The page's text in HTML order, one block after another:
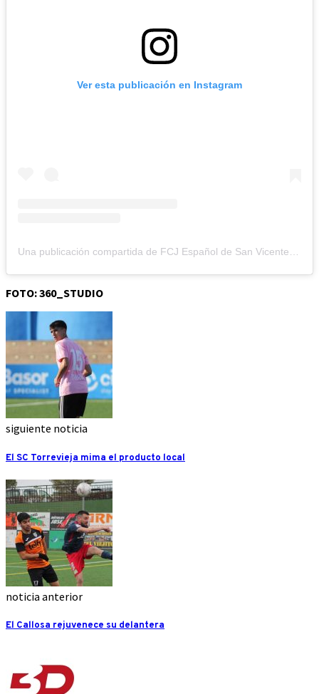
Ver esta publicación en Instagram
Una publicación compartida de FCJ Español de San Vicente (@jovesanvicente)
FOTO: 360_STUDIO
siguiente noticia
El SC Torrevieja mima el producto local
noticia anterior
El Callosa rejuvenece su delantera